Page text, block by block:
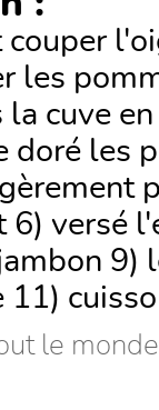
couper
les
la cuve
doré les
6) versé
9)
le monde